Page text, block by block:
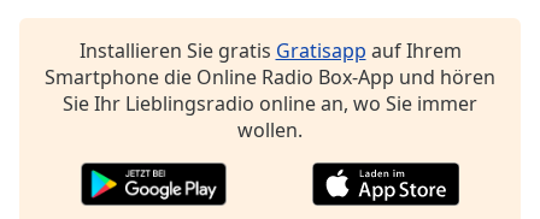
End
dialog
window.
Installieren Sie gratis Gratisapp auf Ihrem
Smartphone die Online Radio Box-App und hören
Sie Ihr Lieblingsradio online an, wo Sie immer
wollen.